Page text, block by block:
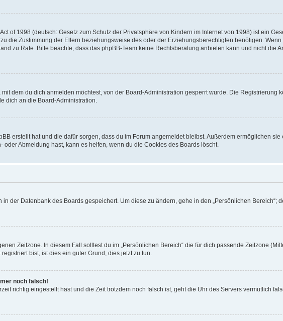
of 1998 (deutsch: Gesetz zum Schutz der Privatsphäre von Kindern im Internet von 1998) ist ein
die Zustimmung der Eltern beziehungsweise des oder der Erziehungsberechtigten benötigen.
zu Rate. Bitte beachte, dass das phpBB-Team keine Rechtsberatung anbieten kann und nicht die
dem du dich anmelden möchtest, von der Board-Administration gesperrt wurde. Die
dich an die Board-Administration.
erstellt hat und die dafür sorgen, dass du im Forum angemeldet bleibst. Außerdem ermöglichen
Abmeldung hast, kann es helfen, wenn du die Cookies des Boards löscht.
der Datenbank des Boards gespeichert. Um diese zu ändern, gehe in den „Persönlichen Bereich“;
Zeitzone. In diesem Fall solltest du im „Persönlichen Bereich“ die für dich passende Zeitzone
bist, ist dies ein guter Grund, dies jetzt zu tun.
noch falsch!
richtig eingestellt hast und die Zeit trotzdem noch falsch ist, geht die Uhr des Servers vermutlich